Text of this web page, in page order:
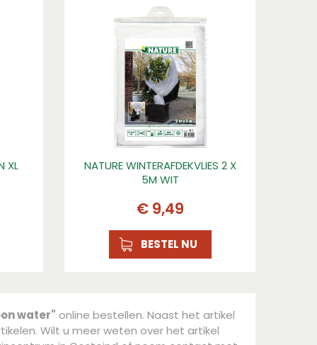
XL
NATURE WINTERAFDEKVLIES 2 X
5M WIT
€ 9,49
BESTEL NU
water" online bestellen. Naast het artikel
Wilt u meer weten over het artikel